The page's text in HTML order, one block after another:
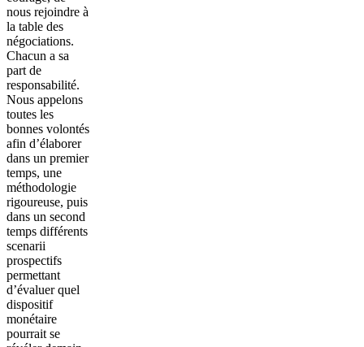
nous rejoindre à
la table des
négociations.
Chacun a sa
part de
responsabilité.
Nous appelons
toutes les
bonnes volontés
afin d’élaborer
dans un premier
temps, une
méthodologie
rigoureuse, puis
dans un second
temps différents
scenarii
prospectifs
permettant
d’évaluer quel
dispositif
monétaire
pourrait se